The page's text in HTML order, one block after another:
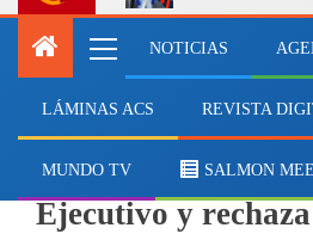
NOTICIAS
LÁMINAS ACS REVISTA
MUNDO TV SALMON
CONDEPP valora
Ejecutivo y